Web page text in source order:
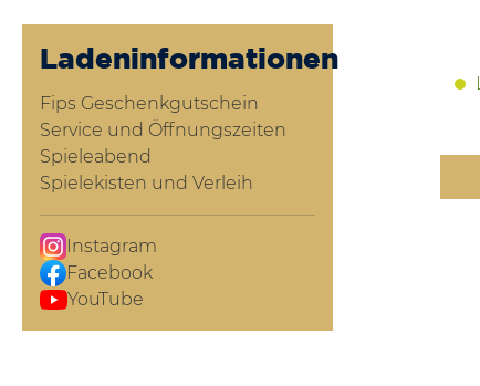
Ladeninformationen
Fips Geschenkgutschein
Service und Öffnungszeiten
Spieleabend
Spielekisten und Verleih
Instagram
Facebook
YouTube